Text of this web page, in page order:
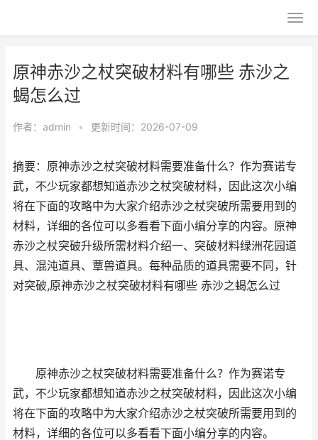
原神赤沙之杖突破材料有哪些 赤沙之
蝎怎么过
作者： admin • 更新时间：2026-07-09
摘要：原神赤沙之杖突破材料需要准备什么？作为赛诺专
武，不少玩家都想知道赤沙之杖突破材料，因此这次小编
将在下面的攻略中为大家介绍赤沙之杖突破所需要用到的
材料，详细的各位可以多看看下面小编分享的内容。原神
赤沙之杖突破升级所需材料介绍一、突破材料绿洲花园道
具、混沌道具、蕈兽道具。每种品质的道具需要不同，针
对突破,原神赤沙之杖突破材料有哪些 赤沙之蝎怎么过
原神赤沙之杖突破材料需要准备什么？ 作为赛诺专
武，不少玩家都想知道赤沙之杖突破材料，因此这次小编
将在下面的攻略中为大家介绍赤沙之杖突破所需要用到的
材料，详细的各位可以多看看下面小编分享的内容。